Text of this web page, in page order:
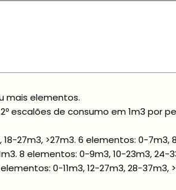
mais elementos.
escalões de consumo em 1m3 por
27m3, >27m3. 6 elementos: 0-7m3,
8 elementos: 0-9m3, 10-23m3, 24-
0-11m3, 12-27m3, 28-37m3,